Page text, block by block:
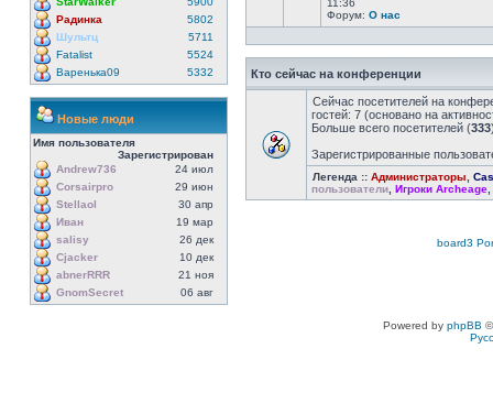
Радинка
5802
Шультц
5711
Fatalist
5524
Варенька09
5332
Новые люди
Имя пользователя
Зарегистрирован
Andrew736
24 июл
Corsairpro
29 июн
Stellaol
30 апр
Иван
19 мар
salisy
26 дек
Cjacker
10 дек
abnerRRR
21 ноя
GnomSecret
06 авг
11:36
Форум: О нас
Кто сейчас на конференции
Сейчас посетителей на
гостей: 7 (основано на
Больше всего посетителей (333
Зарегистрированные
Легенда :: Администраторы
пользователи Игроки Archeage
board3
Powered by phpBB